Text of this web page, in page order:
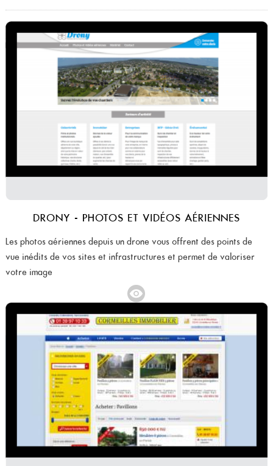
DRONY - PHOTOS ET VIDÉOS AÉRIENNES
Les photos aériennes depuis un drone vous offrent des points de
vue inédits de vos sites et infrastructures et permet de valoriser
votre image